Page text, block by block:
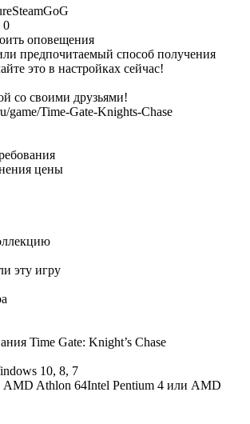
SteamGoG
0
оповещения
предпочитаемый способ получения
это в настройках сейчас!
со своими друзьями!
game/Time-Gate-Knights-Chase
цены
эту игру
Time Gate: Knight’s Chase
10, 8, 7
AMD Athlon 64Intel Pentium 4 или AMD